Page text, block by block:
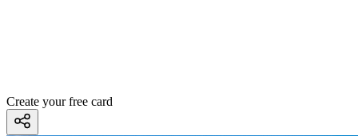
Create your free card